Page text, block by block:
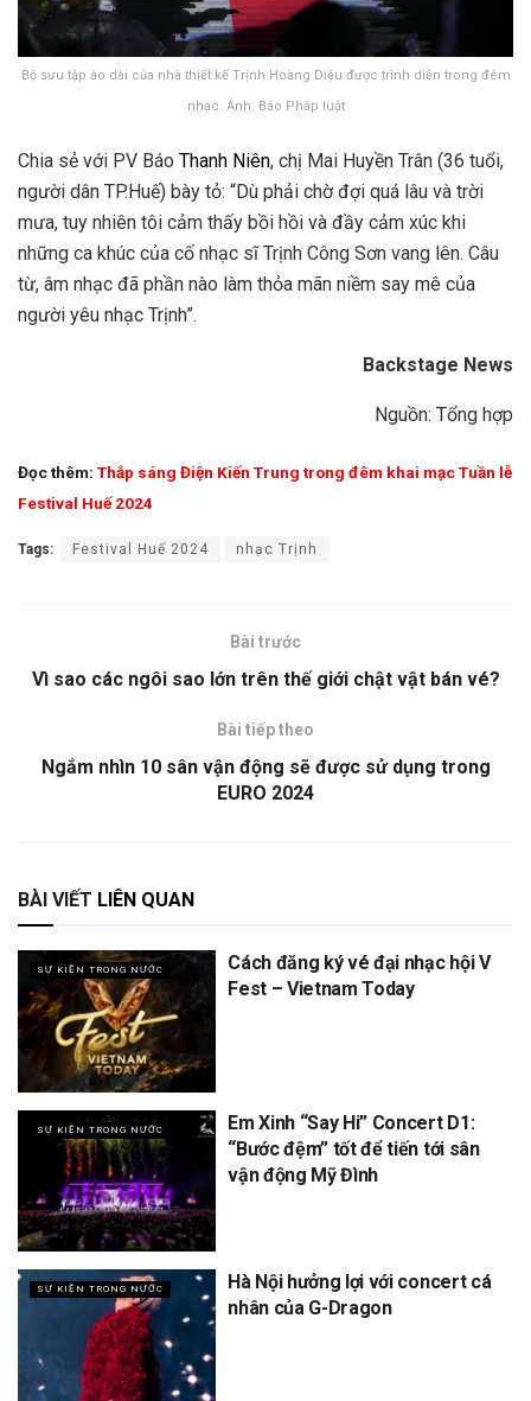
Bộ sưu tập áo dài của nhà thiết kế Trịnh Hoàng Diệu được trình diễn trong đêm
nhạc. Ảnh: Báo Pháp luật
Chia sẻ với PV Báo Thanh Niên, chị Mai Huyền Trân (36 tuổi,
người dân TP.Huế) bày tỏ: “Dù phải chờ đợi quá lâu và trời
mưa, tuy nhiên tôi cảm thấy bồi hồi và đầy cảm xúc khi
những ca khúc của cố nhạc sĩ Trịnh Công Sơn vang lên. Câu
từ, âm nhạc đã phần nào làm thỏa mãn niềm say mê của
người yêu nhạc Trịnh”.
Backstage News
Nguồn: Tổng hợp
Đọc thêm: Thắp sáng Điện Kiến Trung trong đêm khai mạc Tuần lễ
Festival Huế 2024
Tags: Festival Huế 2024 nhạc Trịnh
Bài trước
Vì sao các ngôi sao lớn trên thế giới chật vật bán vé?
Bài tiếp theo
Ngắm nhìn 10 sân vận động sẽ được sử dụng trong
EURO 2024
BÀI VIẾT LIÊN QUAN
SỰ KIỆN TRONG NƯỚC
Cách đăng ký vé đại nhạc hội V
Fest – Vietnam Today
SỰ KIỆN TRONG NƯỚC
Em Xinh “Say Hi” Concert D1:
“Bước đệm” tốt để tiến tới sân
vận động Mỹ Đình
SỰ KIỆN TRONG NƯỚC
Hà Nội hưởng lợi với concert cá
nhân của G-Dragon